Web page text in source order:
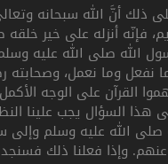
ذلك أنَّ الله سبحانه
فإنّه أنزله على خير
الله صلى الله عليه
نفعل وما نعمل، وصحابته
القرآن على الوجه
هذا السؤال يجب علينا
صلى الله عليه وسلم وإلى
وإذا فعلنا ذلك